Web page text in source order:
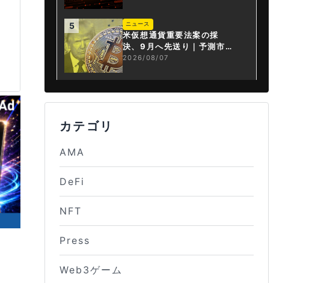
5 ニュース
米仮想通貨重要法案の採
決、9月へ先送り｜予測市場
の成立確率は14%に
2026/08/07
カテゴリ
AMA
DeFi
NFT
Press
Web3ゲーム